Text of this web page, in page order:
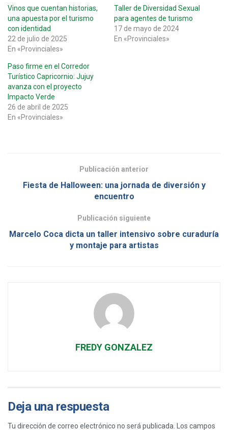
Vinos que cuentan historias,
una apuesta por el turismo
con identidad
22 de julio de 2025
En «Provinciales»
Taller de Diversidad Sexual
para agentes de turismo
17 de mayo de 2024
En «Provinciales»
Paso firme en el Corredor
Turístico Capricornio: Jujuy
avanza con el proyecto
Impacto Verde
26 de abril de 2025
En «Provinciales»
Publicación anterior
Fiesta de Halloween: una jornada de diversión y
encuentro
Publicación siguiente
Marcelo Coca dicta un taller intensivo sobre curaduría
y montaje para artistas
FREDY GONZALEZ
Deja una respuesta
Tu dirección de correo electrónico no será publicada. Los campos